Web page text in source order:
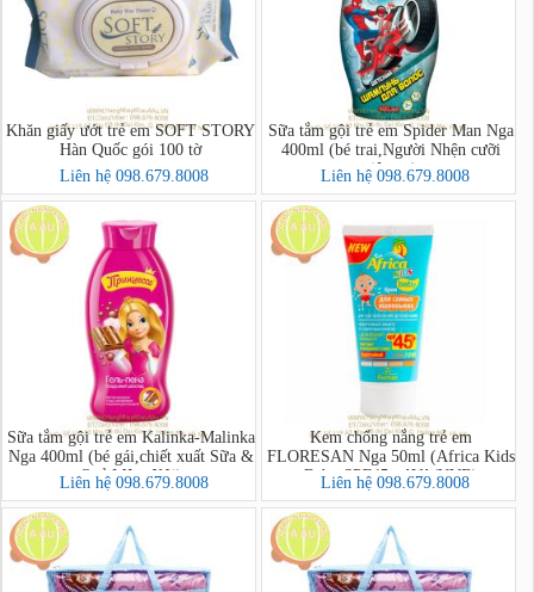
Khăn giấy ướt trẻ em SOFT STORY
Hàn Quốc gói 100 tờ
Liên hệ 098.679.8008
Sữa tắm gội trẻ em Spider Man Nga
400ml (bé trai,Người Nhện cưỡi
siêu xe)
Liên hệ 098.679.8008
Sữa tắm gội trẻ em Kalinka-Malinka
Nga 400ml (bé gái,chiết xuất Sữa &
Quả Mâm Xôi)
Liên hệ 098.679.8008
Kem chống nắng trẻ em
FLORESAN Nga 50ml (Africa Kids
Baby SPF45+ AVA/UVB)
Liên hệ 098.679.8008